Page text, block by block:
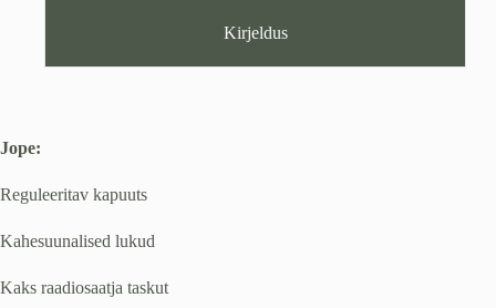
Kirjeldus
Jope:
Reguleeritav kapuuts
Kahesuunalised lukud
Kaks raadiosaatja taskut